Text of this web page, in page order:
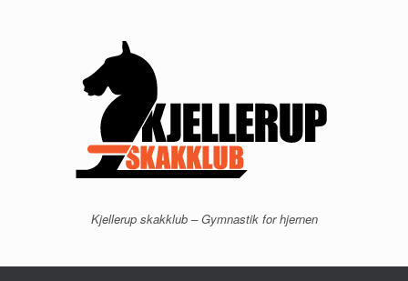
Kjellerup skakklub – Gymnastik for hjernen